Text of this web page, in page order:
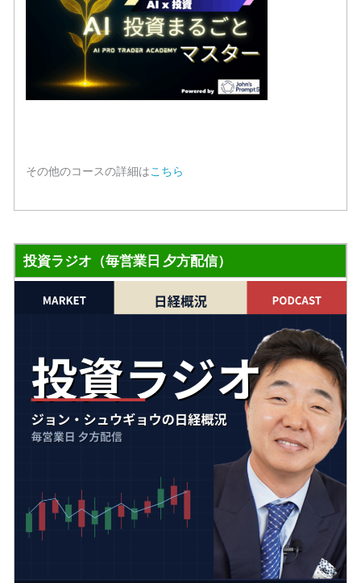
その他のコースの詳細はこちら
投資ラジオ（毎営業日 夕方配信）